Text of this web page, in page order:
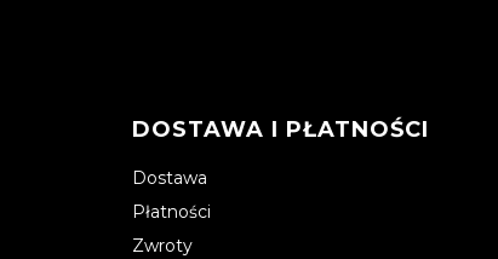
DOSTAWA I PŁATNOŚCI
Dostawa
Płatności
Zwroty